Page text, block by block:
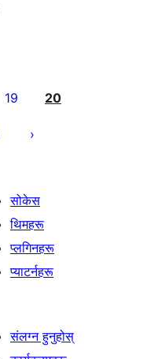
19 20
सोकेस
थिमहरू
प्लगिनहरू
प्याटर्नहरू
संलग्न हुनुहोस्